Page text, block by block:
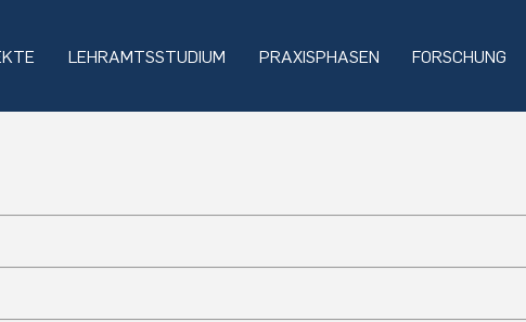
LEHRAMTSSTUDIUM PRAXISPHASEN FORSCHUNG